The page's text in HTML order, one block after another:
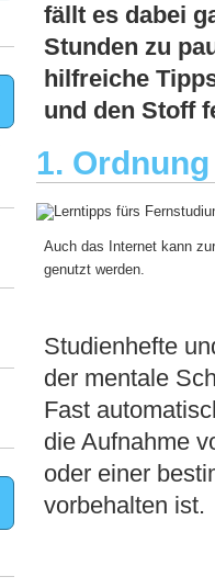
fällt es dabei
Stunden zu
hilfreiche
und den Stoff
1.
Auch das Internet kann
genutzt werden.
Studienhefte
der mentale
Fast
die Aufnahme
oder einer
vorbehalten ist.